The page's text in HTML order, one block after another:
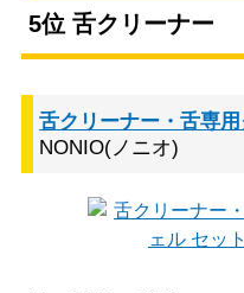
5位 舌クリーナー
舌クリーナー・舌専
NONIO(ノニオ)